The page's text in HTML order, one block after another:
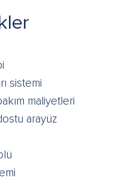
sistemi
maliyetleri
arayüz